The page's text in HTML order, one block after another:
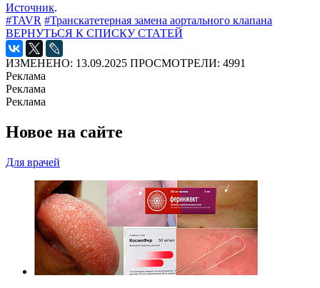
Источник.
#TAVR #Транскатетерная замена аортального клапана
ВЕРНУТЬСЯ К СПИСКУ СТАТЕЙ
ИЗМЕНЕНО: 13.09.2025 ПРОСМОТРЕЛИ: 4991
Реклама
Реклама
Реклама
Новое на сайте
Для врачей